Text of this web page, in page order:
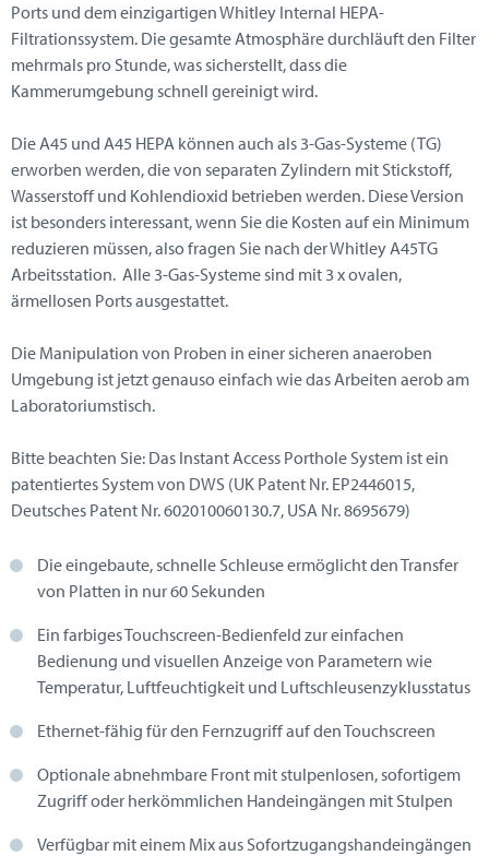
Ports und dem einzigartigen Whitley Internal HEPA-
Filtrationssystem. Die gesamte Atmosphäre durchläuft den Filter
mehrmals pro Stunde, was sicherstellt, dass die
Kammerumgebung schnell gereinigt wird.
Die A45 und A45 HEPA können auch als 3-Gas-Systeme (TG)
erworben werden, die von separaten Zylindern mit Stickstoff,
Wasserstoff und Kohlendioxid betrieben werden. Diese Version
ist besonders interessant, wenn Sie die Kosten auf ein Minimum
reduzieren müssen, also fragen Sie nach der Whitley A45TG
Arbeitsstation. Alle 3-Gas-Systeme sind mit 3 x ovalen,
ärmellosen Ports ausgestattet.
Die Manipulation von Proben in einer sicheren anaeroben
Umgebung ist jetzt genauso einfach wie das Arbeiten aerob am
Laboratoriumstisch.
Bitte beachten Sie: Das Instant Access Porthole System ist ein
patentiertes System von DWS (UK Patent Nr. EP2446015,
Deutsches Patent Nr. 602010060130.7, USA Nr. 8695679)
Die eingebaute, schnelle Schleuse ermöglicht den Transfer
von Platten in nur 60 Sekunden
Ein farbiges Touchscreen-Bedienfeld zur einfachen
Bedienung und visuellen Anzeige von Parametern wie
Temperatur, Luftfeuchtigkeit und Luftschleusenzyklusstatus
Ethernet-fähig für den Fernzugriff auf den Touchscreen
Optionale abnehmbare Front mit stulpenlosen, sofortigem
Zugriff oder herkömmlichen Handeingängen mit Stulpen
Verfügbar mit einem Mix aus Sofortzugangshandeingängen